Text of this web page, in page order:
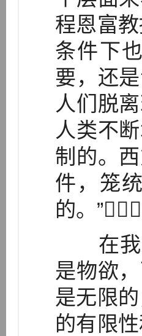
程恩富
条件下
要，还
人们脱
人类不
制的。
件，笼
的。”
在我看
是物欲
是无限
的有限